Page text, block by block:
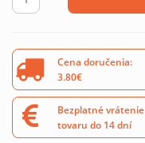
Cena doručenia:
3.80€
Bezplatné vrátenie
tovaru do 14 dní